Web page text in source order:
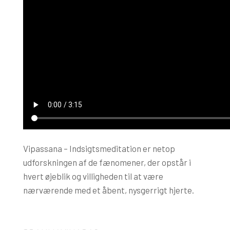
Vipassana – Indsigtsmeditation er netop
udforskningen af de fænomener, der opstår i
hvert øjeblik og villigheden til at være
nærværende med et åbent, nysgerrigt hjerte.